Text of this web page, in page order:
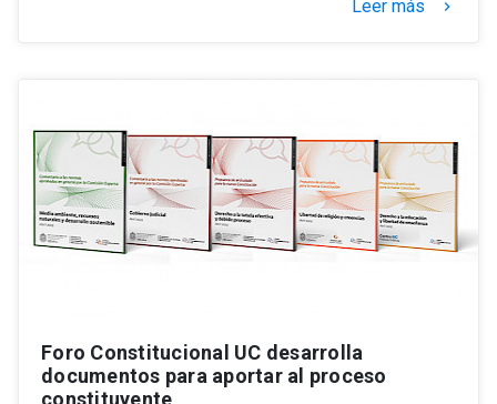
Leer más keyboard_arrow_right
Foro Constitucional UC desarrolla
documentos para aportar al proceso
constituyente